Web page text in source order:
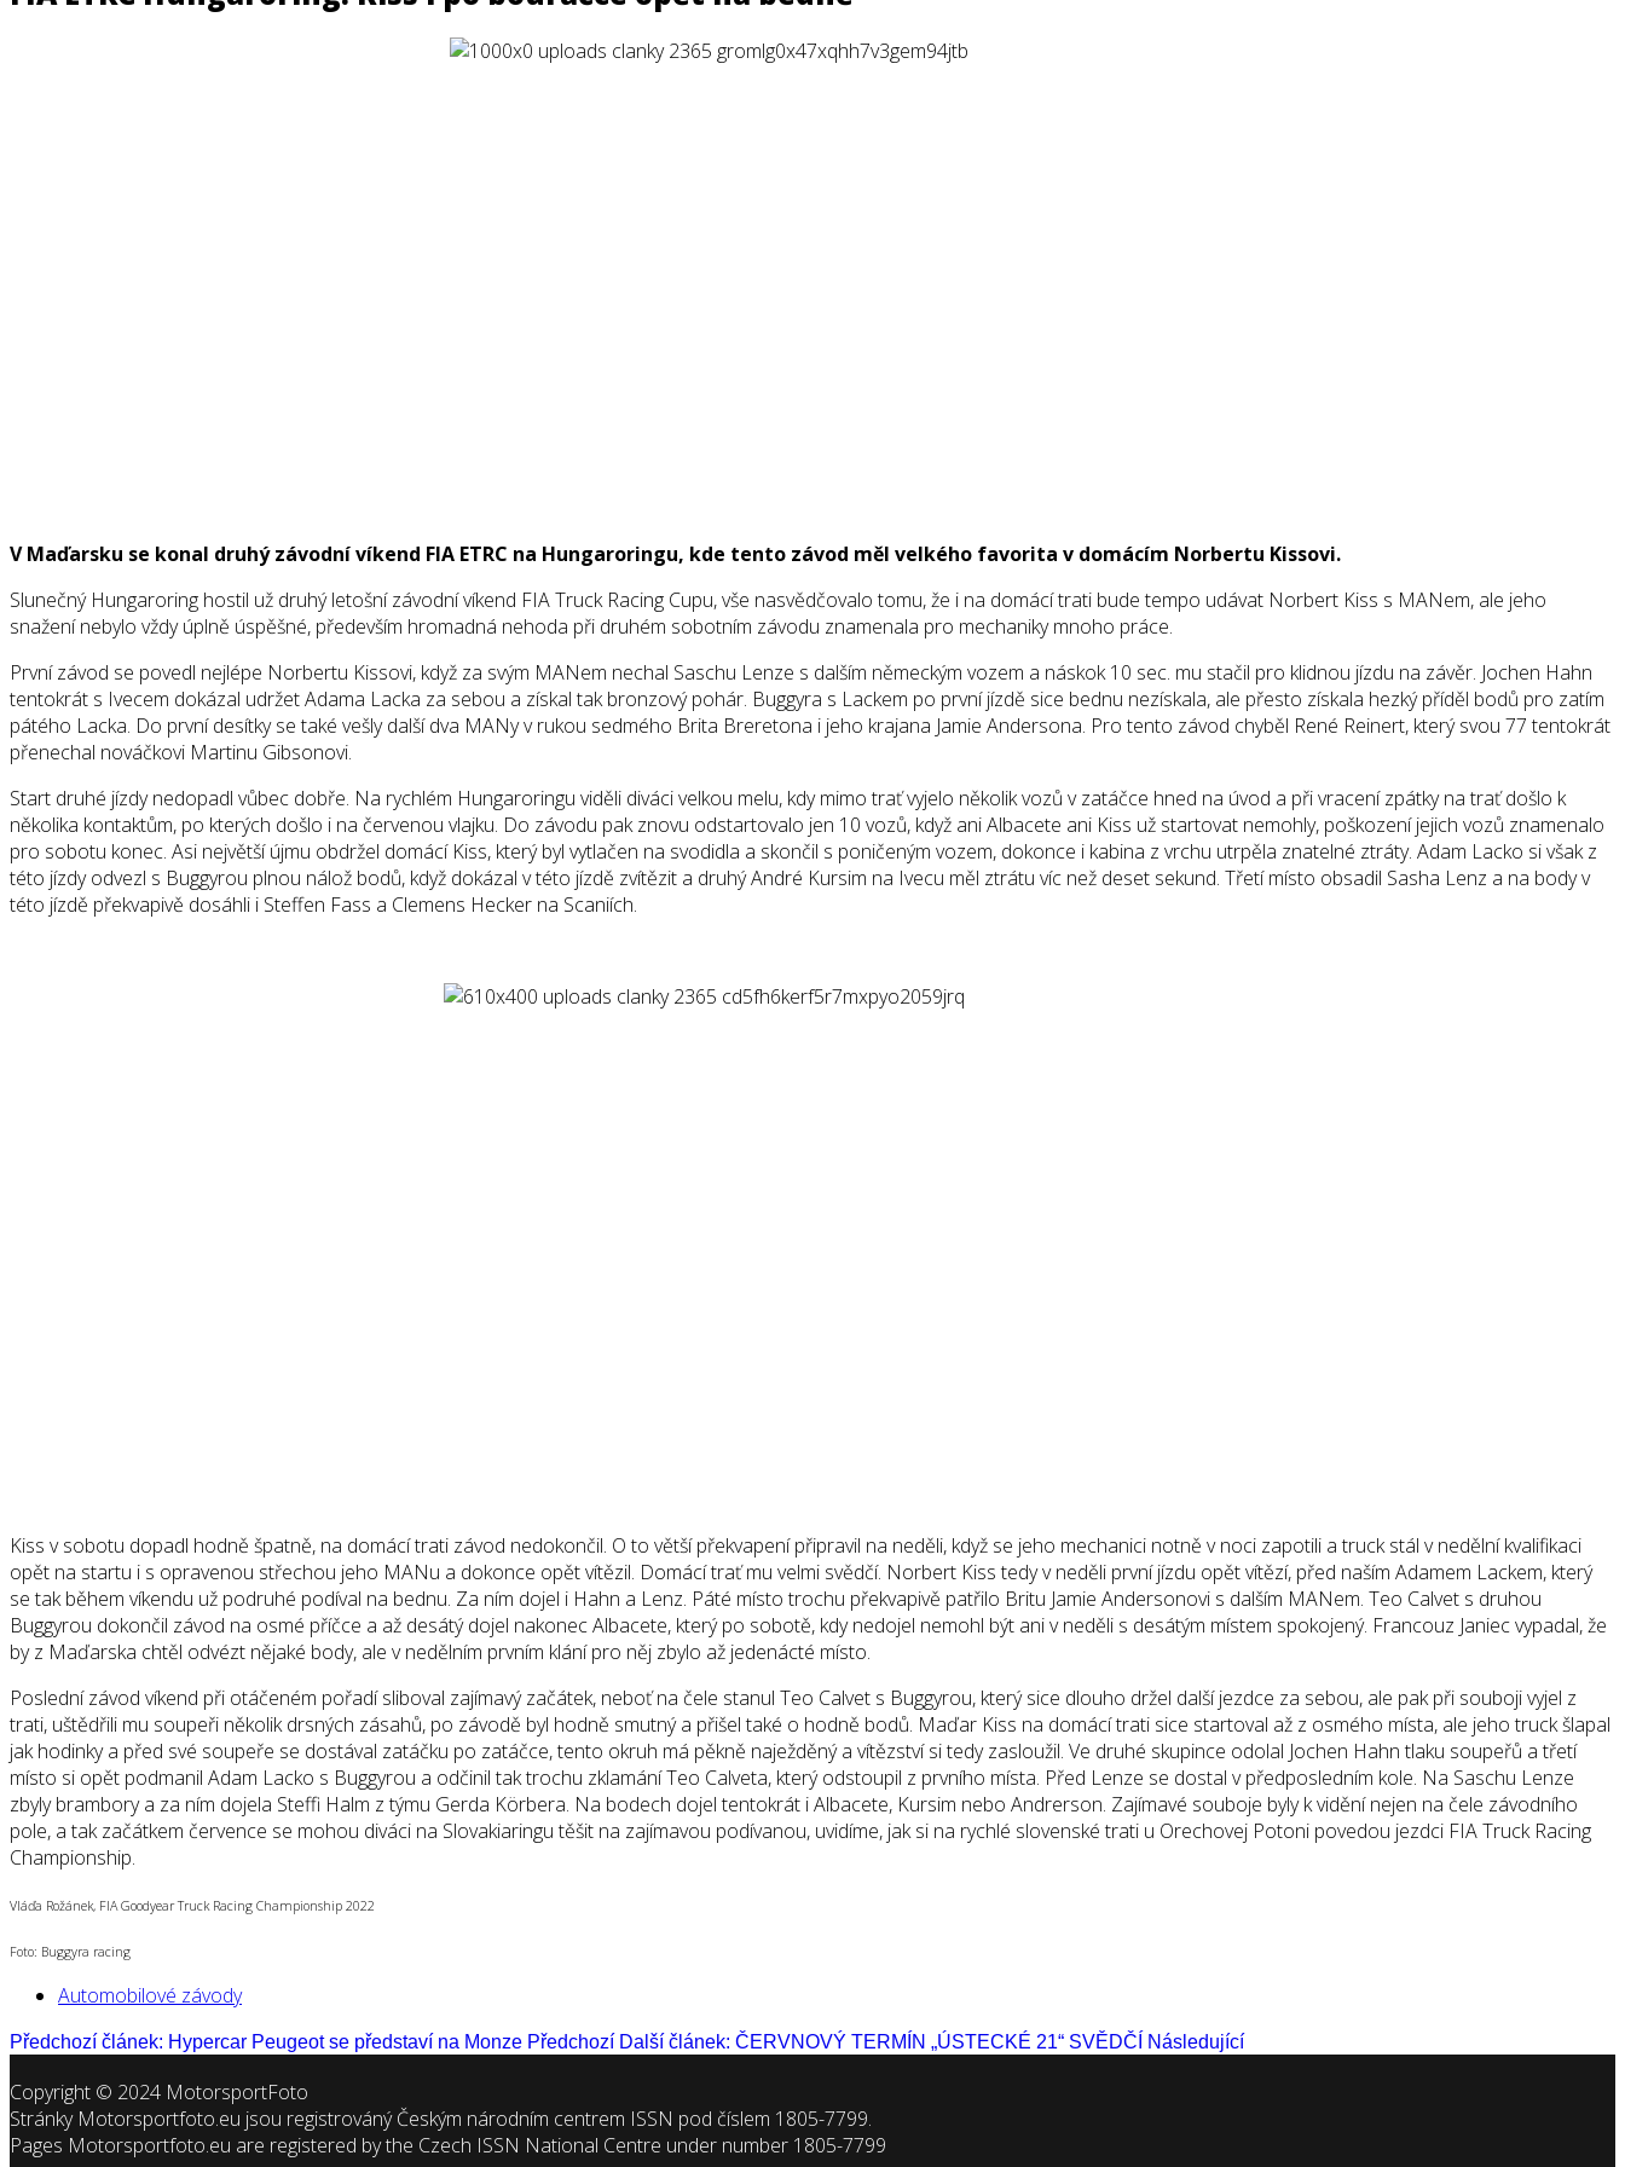
V Maďarsku se konal druhý závodní víkend FIA ETRC na Hungaroringu, kde tento závod měl velkého favorita v domácím Norbertu Kissovi.
Slunečný Hungaroring hostil už druhý letošní závodní víkend FIA Truck Racing Cupu, vše nasvědčovalo tomu, že i na domácí trati bude tempo udávat Norbert Kiss s MANem, ale jeho
snažení nebylo vždy úplně úspěšné, především hromadná nehoda při druhém sobotním závodu znamenala pro mechaniky mnoho práce.
První závod se povedl nejlépe Norbertu Kissovi, když za svým MANem nechal Saschu Lenze s dalším německým vozem a náskok 10 sec. mu stačil pro klidnou jízdu na závěr. Jochen Hahn
tentokrát s Ivecem dokázal udržet Adama Lacka za sebou a získal tak bronzový pohár. Buggyra s Lackem po první jízdě sice bednu nezískala, ale přesto získala hezký příděl bodů pro zatím
pátého Lacka. Do první desítky se také vešly další dva MANy v rukou sedmého Brita Breretona i jeho krajana Jamie Andersona. Pro tento závod chyběl René Reinert, který svou 77 tentokrát
přenechal nováčkovi Martinu Gibsonovi.
Start druhé jízdy nedopadl vůbec dobře. Na rychlém Hungaroringu viděli diváci velkou melu, kdy mimo trať vyjelo několik vozů v zatáčce hned na úvod a při vracení zpátky na trať došlo k
několika kontaktům, po kterých došlo i na červenou vlajku. Do závodu pak znovu odstartovalo jen 10 vozů, když ani Albacete ani Kiss už startovat nemohly, poškození jejich vozů znamenalo
pro sobotu konec. Asi největší újmu obdržel domácí Kiss, který byl vytlačen na svodidla a skončil s poničeným vozem, dokonce i kabina z vrchu utrpěla znatelné ztráty. Adam Lacko si však z
této jízdy odvezl s Buggyrou plnou nálož bodů, když dokázal v této jízdě zvítězit a druhý André Kursim na Ivecu měl ztrátu víc než deset sekund. Třetí místo obsadil Sasha Lenz a na body v
této jízdě překvapivě dosáhli i Steffen Fass a Clemens Hecker na Scaniích.
Kiss v sobotu dopadl hodně špatně, na domácí trati závod nedokončil. O to větší překvapení připravil na neděli, když se jeho mechanici notně v noci zapotili a truck stál v nedělní kvalifikaci
opět na startu i s opravenou střechou jeho MANu a dokonce opět vítězil. Domácí trať mu velmi svědčí. Norbert Kiss tedy v neděli první jízdu opět vítězí, před naším Adamem Lackem, který
se tak během víkendu už podruhé podíval na bednu. Za ním dojel i Hahn a Lenz. Páté místo trochu překvapivě patřilo Britu Jamie Andersonovi s dalším MANem. Teo Calvet s druhou
Buggyrou dokončil závod na osmé příčce a až desátý dojel nakonec Albacete, který po sobotě, kdy nedojel nemohl být ani v neděli s desátým místem spokojený. Francouz Janiec vypadal, že
by z Maďarska chtěl odvézt nějaké body, ale v nedělním prvním klání pro něj zbylo až jedenácté místo.
Poslední závod víkend při otáčeném pořadí sliboval zajímavý začátek, neboť na čele stanul Teo Calvet s Buggyrou, který sice dlouho držel další jezdce za sebou, ale pak při souboji vyjel z
trati, uštědřili mu soupeři několik drsných zásahů, po závodě byl hodně smutný a přišel také o hodně bodů. Maďar Kiss na domácí trati sice startoval až z osmého místa, ale jeho truck šlapal
jak hodinky a před své soupeře se dostával zatáčku po zatáčce, tento okruh má pěkně naježděný a vítězství si tedy zasloužil. Ve druhé skupince odolal Jochen Hahn tlaku soupeřů a třetí
místo si opět podmanil Adam Lacko s Buggyrou a odčinil tak trochu zklamání Teo Calveta, který odstoupil z prvního místa. Před Lenze se dostal v předposledním kole. Na Saschu Lenze
zbyly brambory a za ním dojela Steffi Halm z týmu Gerda Körbera. Na bodech dojel tentokrát i Albacete, Kursim nebo Andrerson. Zajímavé souboje byly k vidění nejen na čele závodního
pole, a tak začátkem července se mohou diváci na Slovakiaringu těšit na zajímavou podívanou, uvidíme, jak si na rychlé slovenské trati u Orechovej Potoni povedou jezdci FIA Truck Racing
Championship.
Vláďa Rožánek, FIA Goodyear Truck Racing Championship 2022
Foto: Buggyra racing
Automobilové závody
Předchozí článek: Hypercar Peugeot se představí na Monze Předchozí Další článek: ČERVNOVÝ TERMÍN „ÚSTECKÉ 21“ SVĚDČÍ Následující
Copyright © 2024 MotorsportFoto
Stránky Motorsportfoto.eu jsou registrováný Českým národním centrem ISSN pod číslem 1805-7799.
Pages Motorsportfoto.eu are registered by the Czech ISSN National Centre under number 1805-7799